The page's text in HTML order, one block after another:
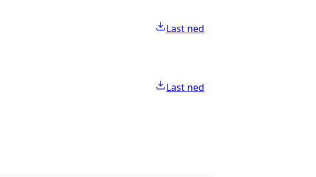
Last ned
Last ned